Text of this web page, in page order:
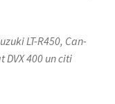
LT-R450, Can-
DVX 400 un citi